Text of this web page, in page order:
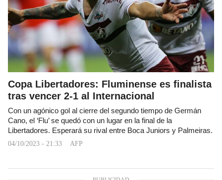
Copa Libertadores: Fluminense es finalista
tras vencer 2-1 al Internacional
Con un agónico gol al cierre del segundo tiempo de Germán
Cano, el ‘Flu’ se quedó con un lugar en la final de la
Libertadores. Esperará su rival entre Boca Juniors y Palmeiras.
04/10/2023 - 21:33 AFP